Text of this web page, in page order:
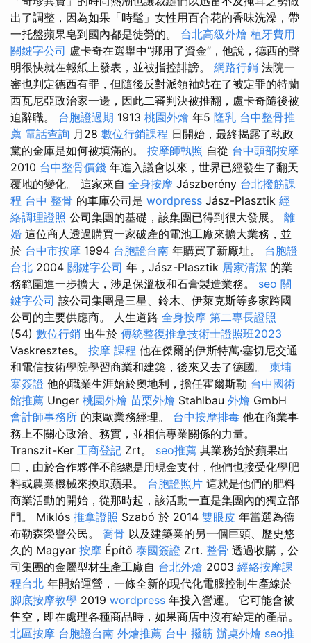
出了調整，因為如果「時髦」女性用百合花的香味洗澡，帶
一托盤蘋果皂到國內都是徒勞的。 台北高級外燴 植牙費用
關鍵字公司 盧卡奇在選舉中“挪用了資金”，他說，德西的聲
明很快就在報紙上發表，並被指控誹謗。 網路行銷 法院一
審也判定德西有罪，但隨後反對派領袖站在了被定罪的特蘭
西瓦尼亞政治家一邊，因此二審判決被推翻，盧卡奇隨後被
迫辭職。 台胞證過期 1913 桃園外燴 年5 隆乳 台中整骨推
薦 電話查詢 月28 數位行銷課程 日開始，最終揭露了執政
黨的金庫是如何被填滿的。 按摩師執照 自從 台中頭部按摩
2010 台中整骨價錢 年進入議會以來，世界已經發生了翻天
覆地的變化。 這家來自 全身按摩 Jászberény 台北撥筋課
程 台中 整骨 的車庫公司是 wordpress Jász-Plasztik 經
絡調理證照 公司集團的基礎，該集團已得到很大發展。 離
婚 這位商人透過購買一家破產的電池工廠來擴大業務，並
於 台中市按摩 1994 台胞證台南 年購買了新廠址。 台胞證
台北 2004 關鍵字公司 年，Jász-Plasztik 居家清潔 的業
務範圍進一步擴大，涉足保溫板和石膏製造業務。 seo 關
鍵字公司 該公司集團是三星、鈴木、伊萊克斯等多家跨國
公司的主要供應商。 人生道路 全身按摩 第二專長證照
(54) 數位行銷 出生於 傳統整復推拿技術士證照班2023
Vaskresztes。 按摩 課程 他在傑爾的伊斯特萬·塞切尼交通
和電信技術學院學習商業和建築，後來又去了德國。 柬埔
寨簽證 他的職業生涯始於奧地利，擔任霍爾斯勒 台中國術
館推薦 Unger 桃園外燴 苗栗外燴 Stahlbau 外燴 GmbH
會計師事務所 的東歐業務經理。 台中按摩排毒 他在商業事
務上不關心政治、務實，並相信專業關係的力量。
Transzit-Ker 工商登記 Zrt。 seo推薦 其業務始於蘋果出
口，由於合作夥伴不能總是用現金支付，他們也接受化學肥
料或農業機械來換取蘋果。 台胞證照片 這就是他們的肥料
商業活動的開始，從那時起，該活動一直是集團內的獨立部
門。 Miklós 推拿證照 Szabó 於 2014 雙眼皮 年當選為德
布勒森榮譽公民。 喬骨 以及建築業的另一個巨頭、歷史悠
久的 Magyar 按摩 Építő 泰國簽證 Zrt. 整骨 透過收購，公
司集團的金屬型材生產工廠自 台北外燴 2003 經絡按摩課
程台北 年開始運營，一條全新的現代化電腦控制生產線於
腳底按摩教學 2019 wordpress 年投入營運。 它可能會被
售空，即在處理各種商品時，如果商店中沒有給定的產品。
北區按摩 台胞證台南 外燴推薦 台中 撥筋 辦桌外燴 seo推